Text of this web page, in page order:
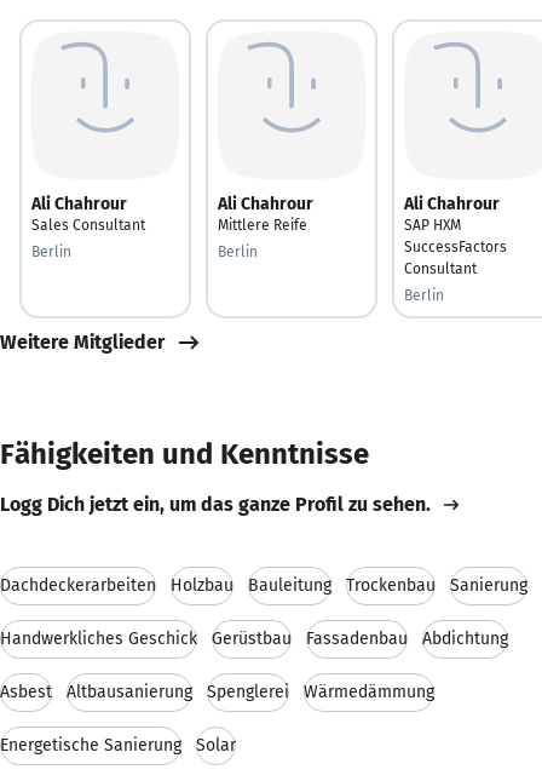
Ali Chahrour
Sales Consultant
Berlin
Ali Chahrour
Mittlere Reife
Berlin
Ali Chahrour
SAP HXM
SuccessFactors
Consultant
Berlin
Weitere Mitglieder
Fähigkeiten und Kenntnisse
Logg Dich jetzt ein, um das ganze Profil zu sehen.
Dachdeckerarbeiten Holzbau Bauleitung Trockenbau Sanierung
Handwerkliches Geschick Gerüstbau Fassadenbau Abdichtung
Asbest Altbausanierung Spenglerei Wärmedämmung
Energetische Sanierung Solar